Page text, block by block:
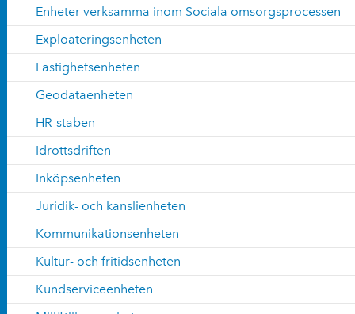
Enheter verksamma inom Sociala omsorgsprocessen
Exploateringsenheten
Fastighetsenheten
Geodataenheten
HR-staben
Idrottsdriften
Inköpsenheten
Juridik- och kanslienheten
Kommunikationsenheten
Kultur- och fritidsenheten
Kundserviceenheten